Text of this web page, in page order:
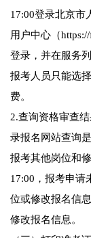
17:00登录北京市
用户中心（
登录，并在服务
报考人员只能选
费。
2.查询资格审查
录报名网站查询
报考其他岗位和
17:00，报考申请
位或修改报名信
修改报名信息。